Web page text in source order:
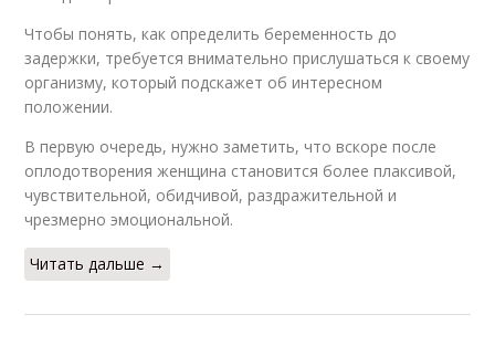
Чтобы понять, как определить беременность до
задержки, требуется внимательно прислушаться к своему
организму, который подскажет об интересном
положении.
В первую очередь, нужно заметить, что вскоре после
оплодотворения женщина становится более плаксивой,
чувствительной, обидчивой, раздражительной и
чрезмерно эмоциональной.
Читать дальше →